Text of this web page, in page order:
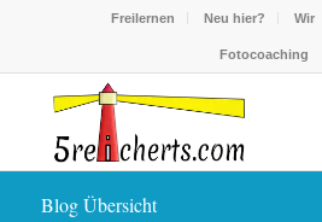
Freilernen Neu hier? Wir
Fotocoaching
Blog Übersicht